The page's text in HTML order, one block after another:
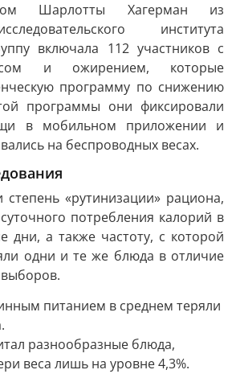
Шарлотты Хагерман из
института
включала 112 участников с
и ожирением, которые
программу по снижению
программы они фиксировали
в мобильном приложении и
на беспроводных весах.
«рутинизации» рациона,
потребления калорий в
дни, а также частоту, с которой
одни и те же блюда в отличие
питанием в среднем теряли
разнообразные блюда,
веса лишь на уровне 4,3%.